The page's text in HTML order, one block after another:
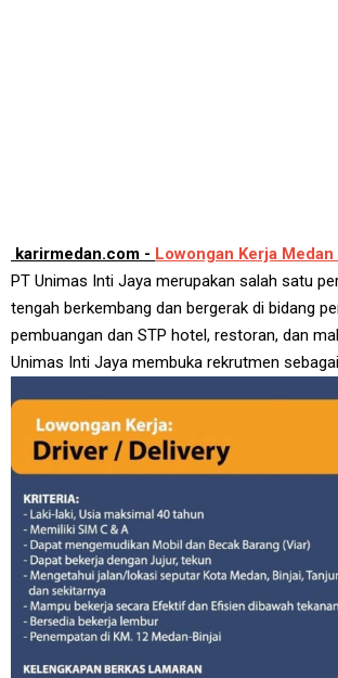
karirmedan.com - Lowongan Kerja
PT Unimas Inti Jaya merupakan salah satu
tengah berkembang dan bergerak di bidang
pembuangan dan STP hotel, restoran, dan
Unimas Inti Jaya membuka rekrutmen